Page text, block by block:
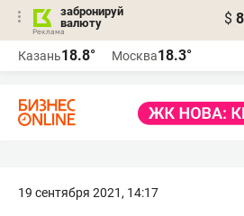
забронируй
валюту
$
Казань18.8° Москва18.3°
19 сентября 2021, 14:17